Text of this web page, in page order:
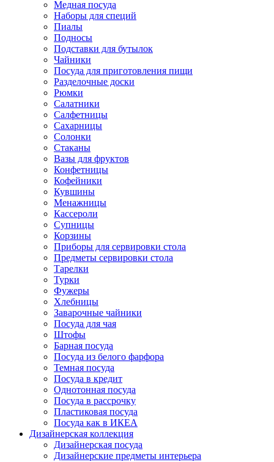
Медная посуда
Наборы для специй
Пиалы
Подносы
Подставки для бутылок
Чайники
Посуда для приготовления пищи
Разделочные доски
Рюмки
Салатники
Салфетницы
Сахарницы
Солонки
Стаканы
Вазы для фруктов
Конфетницы
Кофейники
Кувшины
Менажницы
Кассероли
Супницы
Корзины
Приборы для сервировки стола
Предметы сервировки стола
Тарелки
Турки
Фужеры
Хлебницы
Заварочные чайники
Посуда для чая
Штофы
Барная посуда
Посуда из белого фарфора
Темная посуда
Посуда в кредит
Однотонная посуда
Посуда в рассрочку
Пластиковая посуда
Посуда как в ИКЕА
Дизайнерская коллекция
Дизайнерская посуда
Дизайнерские предметы интерьера